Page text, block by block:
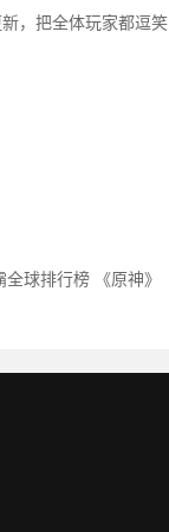
，把全体玩家都逗笑
球排行榜 《原神》